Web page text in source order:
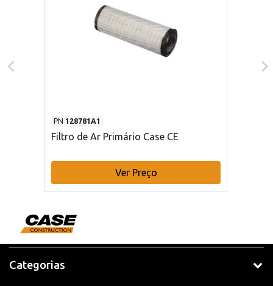
PN 128781A1
Filtro de Ar Primário Case CE
Ver Preço
Categorias